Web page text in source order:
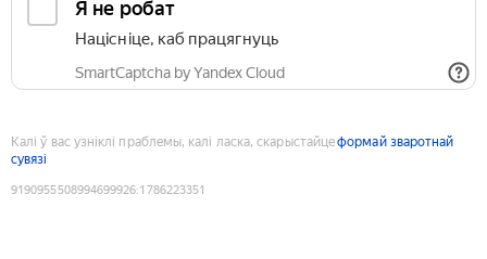
Я не робат
Націсніце, каб працягнуць
SmartCaptcha by Yandex Cloud
Калі ў вас узніклі праблемы, калі ласка, скарыстайцеформай зваротнай
сувязі
9190955508994699926:1786223351